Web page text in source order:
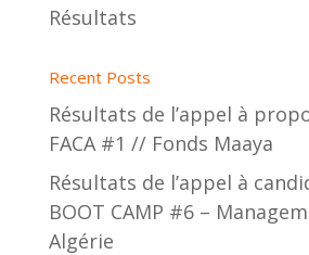
Résultats
Recent Posts
Résultats de l’appel à
FACA #1 // Fonds Maaya
Résultats de l’appel à
BOOT CAMP #6 –
Algérie